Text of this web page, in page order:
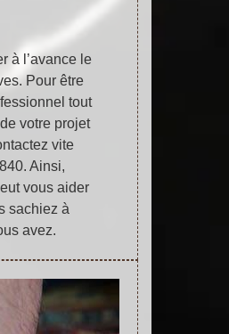
à l’avance le
Pour être
tout
votre projet
vite
Ainsi,
vous aider
sachiez à
avez.